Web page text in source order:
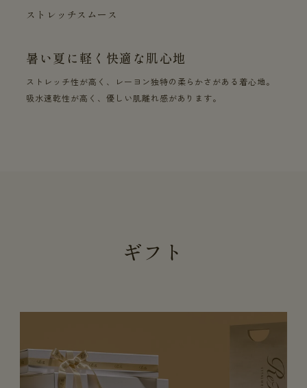
ストレッチスムース
暑い夏に軽く快適な肌心地
ストレッチ性が高く、レーヨン独特の柔らかさがある着心地。
吸水速乾性が高く、優しい肌離れ感があります。
ギフト